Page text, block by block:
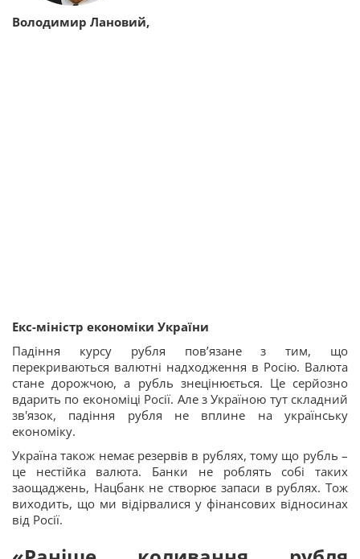
Володимир Лановий,
Екс-міністр економіки України
Падіння курсу рубля пов’язане з тим, що
перекриваються валютні надходження в Росію. Валюта
стане дорожчою, а рубль знецінюється. Це серйозно
вдарить по економіці Росії. Але з Україною тут складний
зв'язок, падіння рубля не вплине на українську
економіку.
Україна також немає резервів в рублях, тому що рубль –
це нестійка валюта. Банки не роблять собі таких
заощаджень, Нацбанк не створює запаси в рублях. Тож
виходить, що ми відірвалися у фінансових відносинах
від Росії.